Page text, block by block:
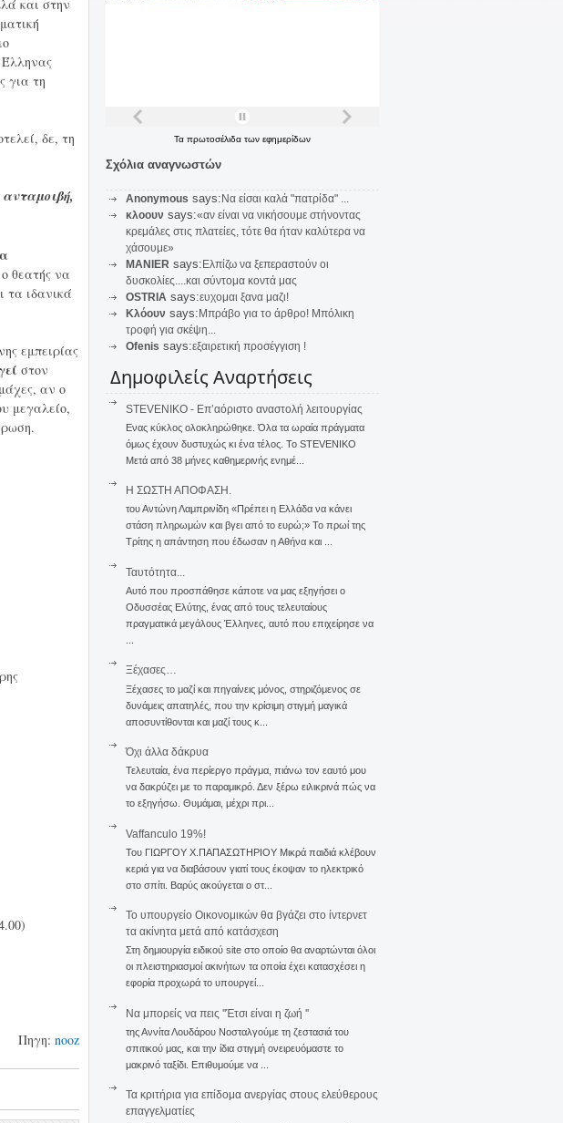
και στην
για τη
δε, τη
θεατής να
τα ιδανικά
εμπειρίας
στον
αν ο
μεγαλείο,
Πηγη: nooz
Τα πρωτοσέλιδα των εφημερίδων
Σχόλια αναγνωστών
Anonymous says: Να είσαι καλά "πατρίδα" ...
κλοουν says:«αν είναι να νικήσουμε στήνοντας
κρεμάλες στις πλατείες, τότε θα ήταν καλύτερα να
χάσουμε»
MANIER says: Ελπίζω να ξεπεραστούν οι
δυσκολίες....και σύντομα κοντά μας
OSTRIA says:ευχομαι ξανα μαζι!
Κλόουν says: Μπράβο για το άρθρο! Μπόλικη
τροφή για σκέψη...
Ofenis says:εξαιρετική προσέγγιση !
Δημοφιλείς Αναρτήσεις
STEVENIKO - Επ’αόριστο αναστολή λειτουργίας
Ενας κύκλος ολοκληρώθηκε. Όλα τα ωραία πράγματα
όμως έχουν δυστυχώς κι ένα τέλος. Το STEVENIKO
Μετά από 38 μήνες καθημερινής ενημέ...
Η ΣΩΣΤΗ ΑΠΟΦΑΣΗ.
του Αντώνη Λαμπρινίδη «Πρέπει η Ελλάδα να κάνει
στάση πληρωμών και βγει από το ευρώ;» Το πρωί της
Τρίτης η απάντηση που έδωσαν η Αθήνα και ...
Ταυτότητα...
Αυτό που προσπάθησε κάποτε να μας εξηγήσει ο
Οδυσσέας Ελύτης, ένας από τους τελευταίους
πραγματικά μεγάλους Έλληνες, αυτό που επιχείρησε να
Ξέχασες…
Ξέχασες το μαζί και πηγαίνεις μόνος, στηριζόμενος σε
δυνάμεις απατηλές, που την κρίσιμη στιγμή μαγικά
αποσυντίθονται και μαζί τους κ...
Όχι άλλα δάκρυα
Τελευταία, ένα περίεργο πράγμα, πιάνω τον εαυτό μου
να δακρύζει με το παραμικρό. Δεν ξέρω ειλικρινά πώς να
το εξηγήσω. Θυμάμαι, μέχρι πρι...
Vaffanculo 19%!
Του ΓΙΩΡΓΟΥ Χ.ΠΑΠΑΣΩΤΗΡΙΟΥ Μικρά παιδιά κλέβουν
κεριά για να διαβάσουν γιατί τους έκοψαν το ηλεκτρικό
στο σπίτι. Βαρύς ακούγεται ο στ...
To υπουργείο Οικονομικών θα βγάζει στο ίντερνετ
τα ακίνητα μετά από κατάσχεση
Στη δημιουργία ειδικού site στο οποίο θα αναρτώνται όλοι
οι πλειστηριασμοί ακινήτων τα οποία έχει κατασχέσει η
εφορία προχωρά το υπουργεί...
Να μπορείς να πεις ''Έτσι είναι η ζωή ''
της Αννίτα Λουδάρου Νοσταλγούμε τη ζεστασιά του
σπιτικού μας, και την ίδια στιγμή ονειρευόμαστε το
μακρινό ταξίδι. Επιθυμούμε να ...
Τα κριτήρια για επίδομα ανεργίας στους ελεύθερους
επαγγελματίες